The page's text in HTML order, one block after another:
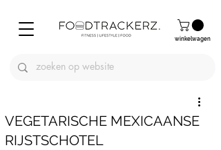
winkelwagen
VEGETARISCHE MEXICAANSE
RIJSTSCHOTEL